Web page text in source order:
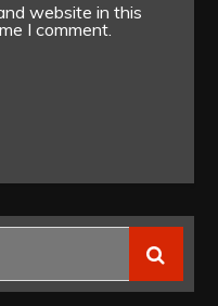
website in this
I comment.